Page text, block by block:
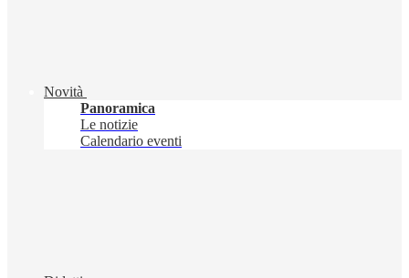
Novità
Panoramica
Le notizie
Calendario eventi